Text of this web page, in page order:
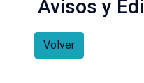
Avisos y
Volver